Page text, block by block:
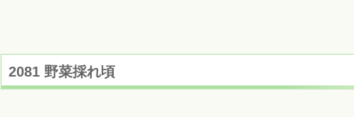
2081 野菜採れ頃